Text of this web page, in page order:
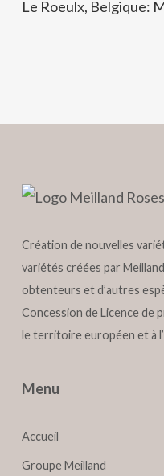
Le Roeulx, Belgique:
Création de nouvelles
variétés créées par
obtenteurs et d’autres
Concession de Licence
le territoire européen et à
Menu
Accueil
Groupe Meilland